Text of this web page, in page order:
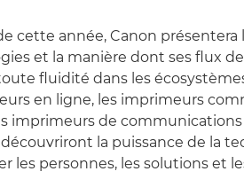
cette année, Canon
et la manière dont ses flux
fluidité dans les
en ligne, les imprimeurs
imprimeurs de communications
la puissance de la
les personnes, les solutions et